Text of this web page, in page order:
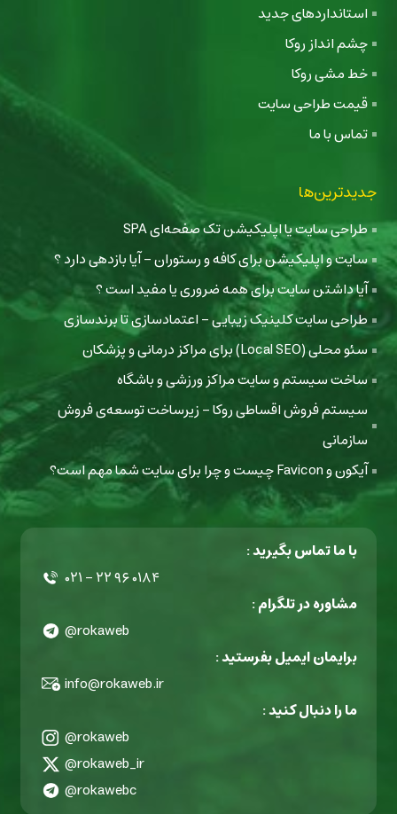
استانداردهای جدید
چشم انداز روکا
خط مشی روکا
قیمت طراحی سایت
تماس با ما
جدیدترین‌ها
طراحی سایت یا اپلیکیشن تک صفحه‌ای SPA
سایت و اپلیکیشن برای کافه و رستوران - آیا بازدهی دارد ؟
آیا داشتن سایت برای همه ضروری یا مفید است ؟
طراحی سایت کلینیک زیبایی - اعتمادسازی تا برندسازی
سئو محلی (Local SEO) برای مراکز درمانی و پزشکان
ساخت سیستم و سایت مراکز ورزشی و باشگاه
سیستم فروش اقساطی روکا - زیرساخت توسعه‌ی فروش
سازمانی
آیکون و Favicon چیست و چرا برای سایت شما مهم است؟
با ما تماس بگیرید :
۰۲۱ - ۲۲ ۹۶ ۰۱۸۴
مشاوره در تلگرام :
@rokaweb
برایمان ایمیل بفرستید :
info@rokaweb.ir
ما را دنبال کنید :
@rokaweb
@rokaweb_ir
@rokawebc